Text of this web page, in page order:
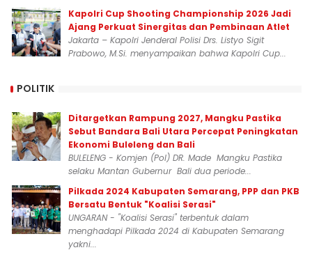
Kapolri Cup Shooting Championship 2026 Jadi
Ajang Perkuat Sinergitas dan Pembinaan Atlet
Jakarta – Kapolri Jenderal Polisi Drs. Listyo Sigit
Prabowo, M.Si. menyampaikan bahwa Kapolri Cup...
POLITIK
Ditargetkan Rampung 2027, Mangku Pastika
Sebut Bandara Bali Utara Percepat Peningkatan
Ekonomi Buleleng dan Bali
BULELENG - Komjen (Pol) DR. Made Mangku Pastika
selaku Mantan Gubernur Bali dua periode...
Pilkada 2024 Kabupaten Semarang, PPP dan PKB
Bersatu Bentuk "Koalisi Serasi"
UNGARAN - "Koalisi Serasi" terbentuk dalam
menghadapi Pilkada 2024 di Kabupaten Semarang
yakni...